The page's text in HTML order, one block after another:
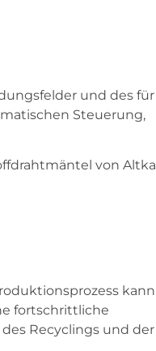
und des für
Steuerung,
von
fortschrittliche
Recyclings und der